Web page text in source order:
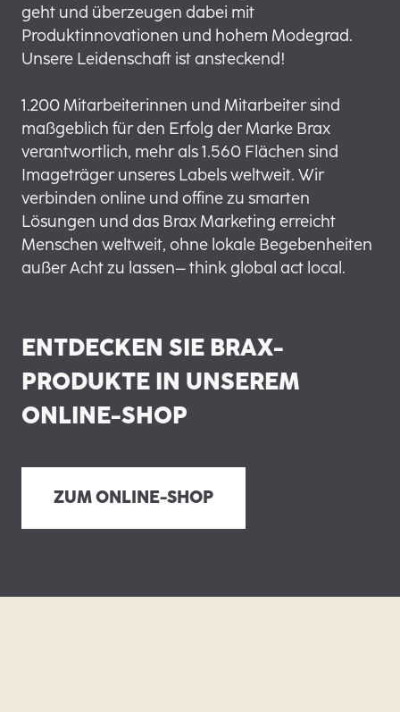
geht und überzeugen dabei mit
Produktinnovationen und hohem Modegrad.
Unsere Leidenschaft ist ansteckend!
1.200 Mitarbeiterinnen und Mitarbeiter sind
maßgeblich für den Erfolg der Marke Brax
verantwortlich, mehr als 1.560 Flächen sind
Imageträger unseres Labels weltweit. Wir
verbinden online und offine zu smarten
Lösungen und das Brax Marketing erreicht
Menschen weltweit, ohne lokale Begebenheiten
außer Acht zu lassen– think global act local.
ENTDECKEN SIE BRAX-
PRODUKTE IN UNSEREM
ONLINE-SHOP
ZUM ONLINE-SHOP